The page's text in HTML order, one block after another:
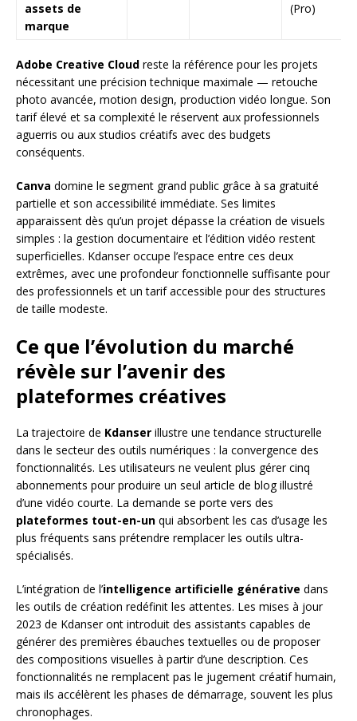
assets de
marque
(Pro)
Adobe Creative Cloud reste la référence pour les projets
nécessitant une précision technique maximale — retouche
photo avancée, motion design, production vidéo longue. Son
tarif élevé et sa complexité le réservent aux professionnels
aguerris ou aux studios créatifs avec des budgets
conséquents.
Canva domine le segment grand public grâce à sa gratuité
partielle et son accessibilité immédiate. Ses limites
apparaissent dès qu’un projet dépasse la création de visuels
simples : la gestion documentaire et l’édition vidéo restent
superficielles. Kdanser occupe l’espace entre ces deux
extrêmes, avec une profondeur fonctionnelle suffisante pour
des professionnels et un tarif accessible pour des structures
de taille modeste.
Ce que l’évolution du marché
révèle sur l’avenir des
plateformes créatives
La trajectoire de Kdanser illustre une tendance structurelle
dans le secteur des outils numériques : la convergence des
fonctionnalités. Les utilisateurs ne veulent plus gérer cinq
abonnements pour produire un seul article de blog illustré
d’une vidéo courte. La demande se porte vers des
plateformes tout-en-un qui absorbent les cas d’usage les
plus fréquents sans prétendre remplacer les outils ultra-
spécialisés.
L’intégration de l’intelligence artificielle générative dans
les outils de création redéfinit les attentes. Les mises à jour
2023 de Kdanser ont introduit des assistants capables de
générer des premières ébauches textuelles ou de proposer
des compositions visuelles à partir d’une description. Ces
fonctionnalités ne remplacent pas le jugement créatif humain,
mais ils accélèrent les phases de démarrage, souvent les plus
chronophages.